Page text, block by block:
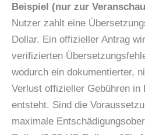
Beispiel (nur zur
Nutzer zahlt eine
Dollar. Ein offizieller Antrag
verifizierten
wodurch ein dokumentierter,
Verlust offizieller Gebühren in
entsteht. Sind die
maximale